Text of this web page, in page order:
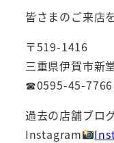
皆さまのご来店
〒519-1416
三重県伊賀市新
☎0595-45-7766
過去の店舗ブロ
Instagram